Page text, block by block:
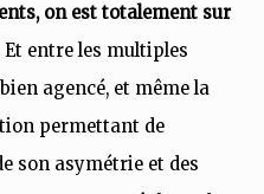
on est totalement sur
Et entre les multiples
agencé, et même la
permettant de
son asymétrie et des